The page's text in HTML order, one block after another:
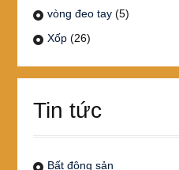
vòng đeo tay (5)
Xốp (26)
Tin tức
Bất động sản